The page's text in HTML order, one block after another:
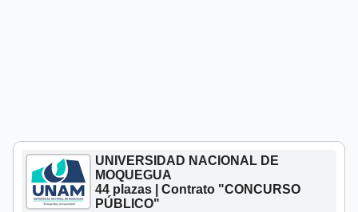
UNIVERSIDAD NACIONAL DE
MOQUEGUA
44 plazas | Contrato "CONCURSO
PÚBLICO"